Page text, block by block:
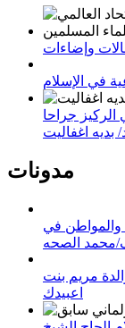
وإضاءات
جراحا
بديه اغفاليت
مدونات
والمواطن في
محمد الصحه
مريم بنت
اعبيدك